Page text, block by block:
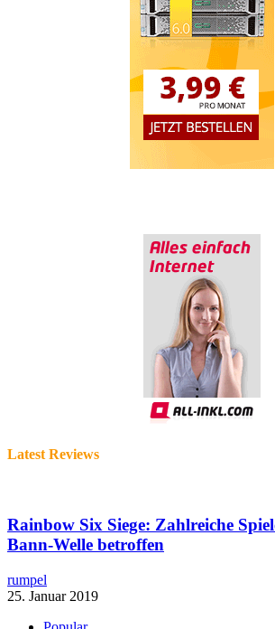
Latest Reviews
Rainbow Six Siege: Zahlreiche
Bann-Welle betroffen
rumpel
25. Januar 2019